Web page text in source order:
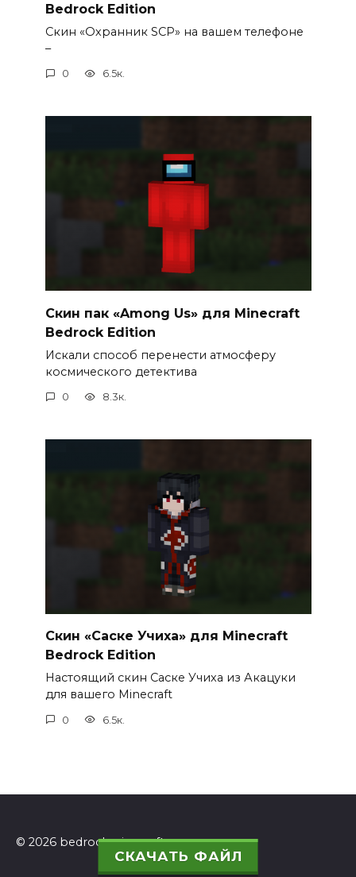
СКАЧАТЬ ФАЙЛ
Bedrock Edition
Скин «Охранник SCP» на вашем телефоне
–
0 6.5к.
Cкин пак «Among Us» для Minecraft
Bedrock Edition
Искали способ перенести атмосферу
космического детектива
0 8.3к.
Скин «Саске Учиха» для Minecraft
Bedrock Edition
Настоящий скин Саске Учиха из Акацуки
для вашего Minecraft
0 6.5к.
© 2026 bedrockminecraft.ru